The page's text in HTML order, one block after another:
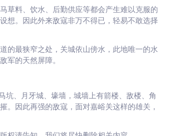
草料、饮水、后勤供应等都会产生难以克服的
想。因此外来敌寇非万不得已，轻易不敢选择
的最狭窄之处，关城依山傍水，此地唯一的水
军的天然屏障。
坑、月牙城、壕墙，城墙上有箭楼、敌楼、角
。因此再强的敌寇，面对嘉峪关这样的雄关，